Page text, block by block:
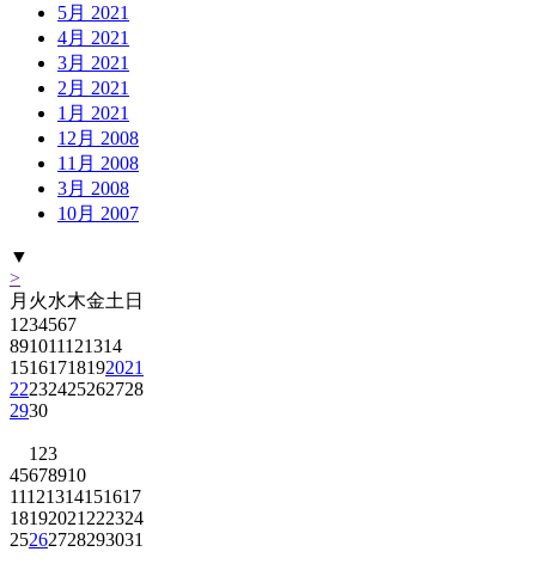
5月 2021
4月 2021
3月 2021
2月 2021
1月 2021
12月 2008
11月 2008
3月 2008
10月 2007
▼
>
月 火水木金土 日
1 234567
891011121314
15161718192021
22232425262728
2930
1 23
45678910
11121314151617
18192021 222324
25262728293031